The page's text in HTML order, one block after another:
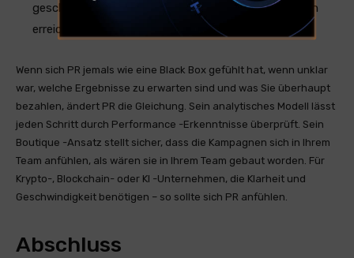
geschätzte Reichweite von 3,62 Milliarden Personen
erreichte.
Wenn sich PR jemals wie eine Black Box gefühlt hat, wenn unklar
war, welche Ergebnisse zu erwarten sind und was Sie überhaupt
bezahlen, ändert PR die Gleichung. Sein analytisches Modell lässt
jeden Schritt durch Performance -Erkenntnisse überprüft. Sein
Boutique -Ansatz stellt sicher, dass die Kampagnen sich in Ihrem
Team anfühlen, als wären sie in Ihrem Team gebaut worden. Für
Krypto-, Blockchain- oder KI -Unternehmen, die Klarheit und
Geschwindigkeit benötigen – so sollte sich PR anfühlen.
Abschluss